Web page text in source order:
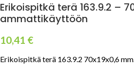
Erikoispitkä terä 163.9.2 –
ammattikäyttöön
10,41 €
Erikoispitkä terä 163.9.2 70x19x0,6